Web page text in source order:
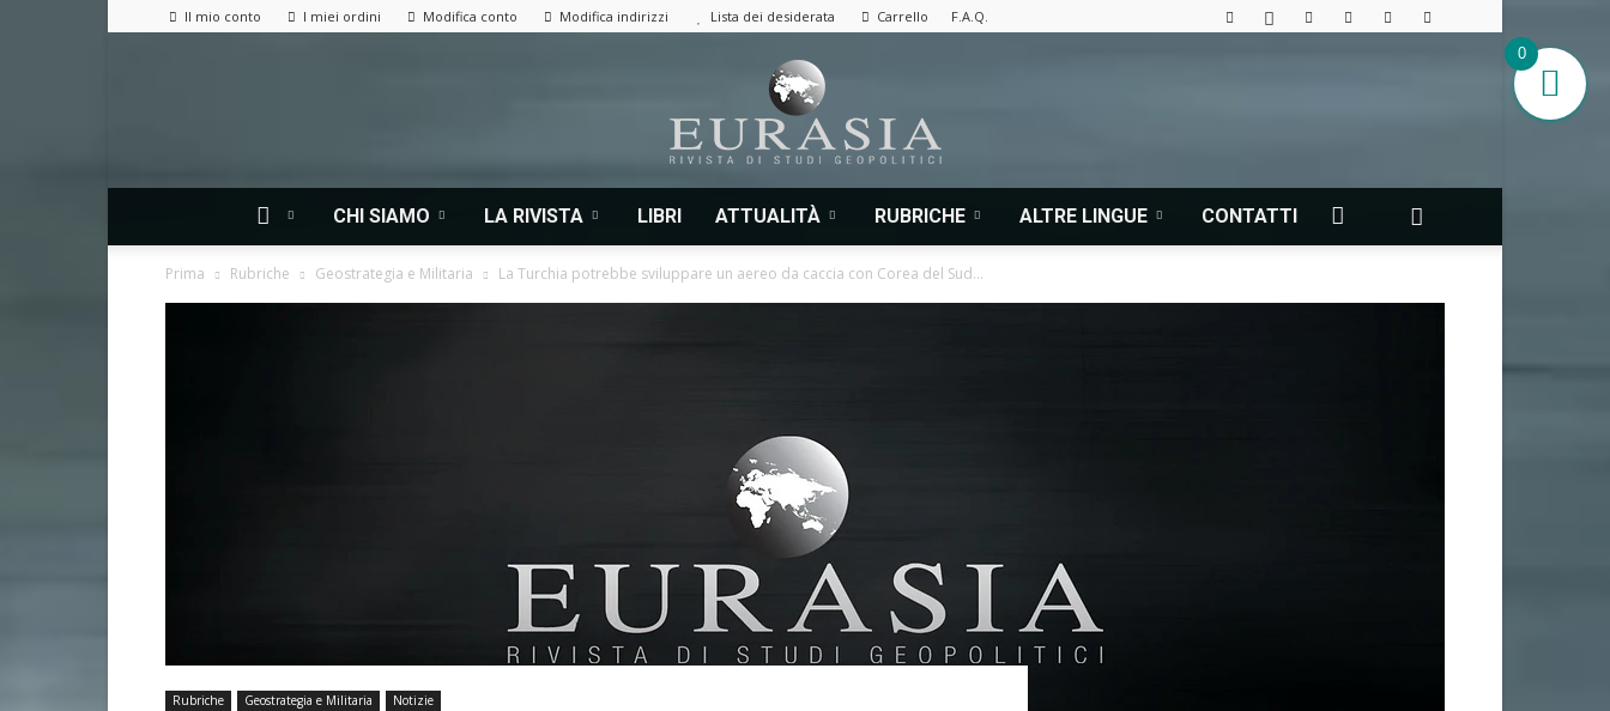
Il mio conto I miei ordini Modifica conto Modifica indirizzi Lista dei desiderata Carrello F.A.Q.
Rivista
CHI SIAMO LA RIVISTA LIBRI ATTUALITÀ RUBRICHE ALTRE LINGUE CONTATTI
Prima Rubriche Geostrategia e Militaria La Turchia potrebbe sviluppare un aereo da caccia con Corea del Sud...
Rubriche Geostrategia e Militaria Notizie
0